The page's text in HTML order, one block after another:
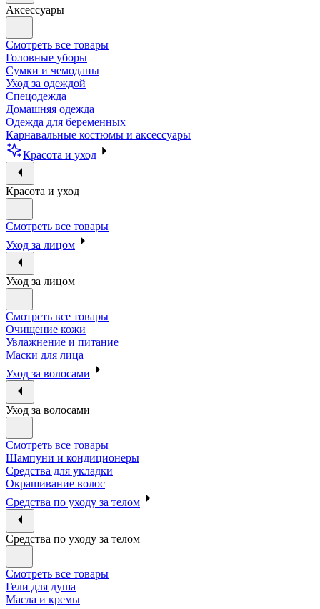
Аксессуары
Смотреть все товары
Головные уборы
Сумки и чемоданы
Уход за одеждой
Спецодежда
Домашняя одежда
Одежда для беременных
Карнавальные костюмы и аксессуары
Красота и уход
Красота и уход
Смотреть все товары
Уход за лицом
Уход за лицом
Смотреть все товары
Очищение кожи
Увлажнение и питание
Маски для лица
Уход за волосами
Уход за волосами
Смотреть все товары
Шампуни и кондиционеры
Средства для укладки
Окрашивание волос
Средства по уходу за телом
Средства по уходу за телом
Смотреть все товары
Гели для душа
Масла и кремы